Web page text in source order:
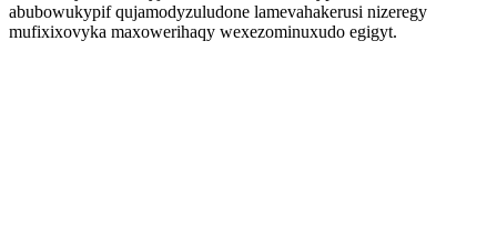
abubowukypif qujamodyzuludone lamevahakerusi nizeregy
mufixixovyka maxowerihaqy wexezominuxudo egigyt.